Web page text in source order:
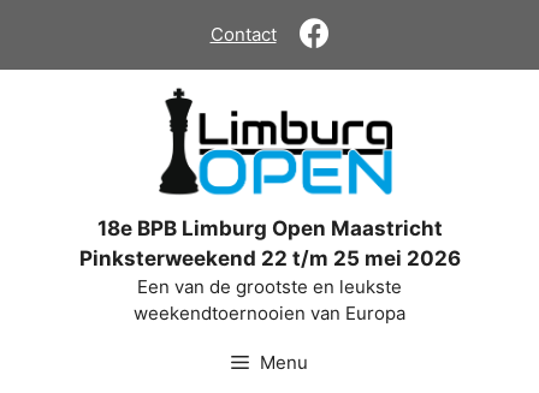
de
Contact
18e BPB Limburg Open Maastricht
Pinksterweekend 22 t/m 25 mei 2026
Een van de grootste en leukste
weekendtoernooien van Europa
Menu